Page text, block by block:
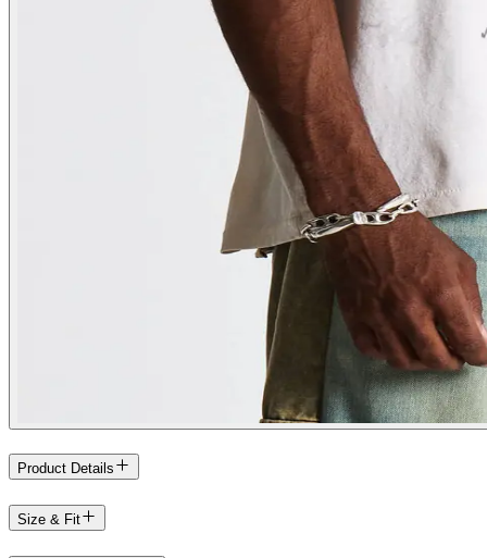
Product Details
Size & Fit